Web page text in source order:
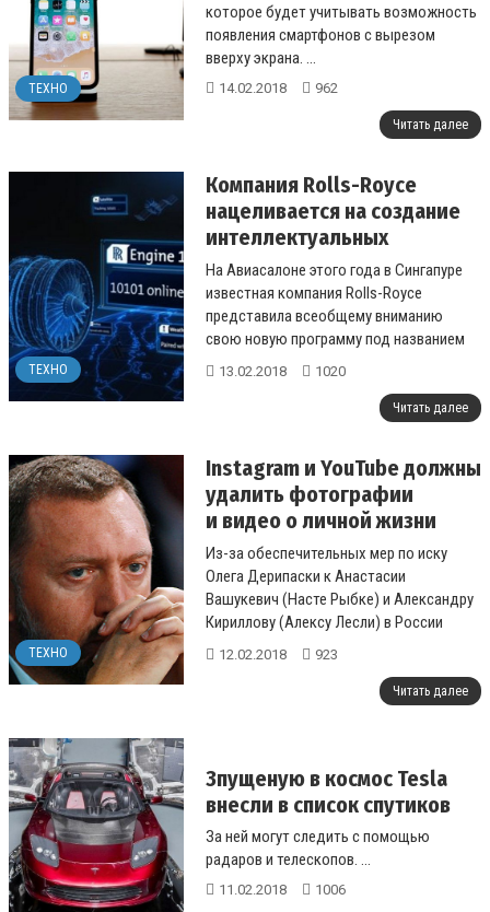
ТЕХНО
которое будет учитывать возможность
появления смартфонов с вырезом
вверху экрана. ...
14.02.2018 962
Читать далее
ТЕХНО
Компания Rolls-Royce
нацеливается на создание
интеллектуальных
авиационных двигателей,
снабженных функцией
самовосстановления
На Авиасалоне этого года в Сингапуре
известная компания Rolls-Royce
представила всеобщему вниманию
свою новую программу под названием
IntelligentEngine....
13.02.2018 1020
Читать далее
ТЕХНО
Instagram и YouTube должны
удалить фотографии
и видео о личной жизни
Дерипаски
Из-за обеспечительных мер по иску
Олега Дерипаски к Анастасии
Вашукевич (Насте Рыбке) и Александру
Кириллову (Алексу Лесли) в России
могут быть заблокированы Instagram и
12.02.2018 923
Читать далее
Зпущеную в космос Tesla
внесли в список спутиков
За ней могут следить с помощью
радаров и телескопов. ...
11.02.2018 1006